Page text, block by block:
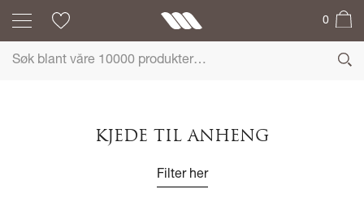
0
KJEDE TIL ANHENG
Filter her